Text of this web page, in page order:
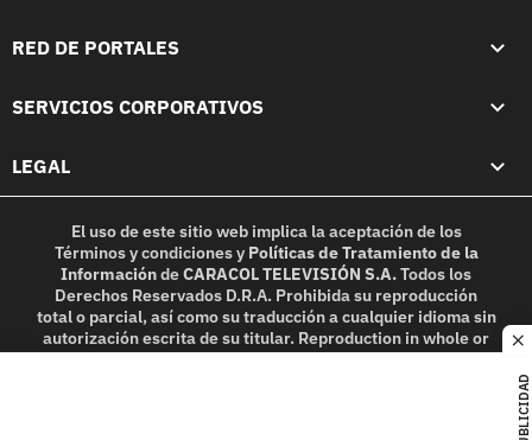
PUBLICIDAD
RED DE PORTALES
SERVICIOS CORPORATIVOS
LEGAL
El uso de este sitio web implica la aceptación de los
Términos y condicionesy Políticas de Tratamiento de la
InformacióndeCARACOL TELEVISIÓN S.A.Todos los
Derechos Reservados D.R.A. Prohibida su reproducción
total o parcial, así como su traducción a cualquier idioma sin
autorización escrita de su titular. Reproduction in whole or